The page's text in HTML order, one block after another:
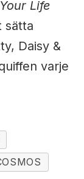
Life
sätta
Daisy &
varje